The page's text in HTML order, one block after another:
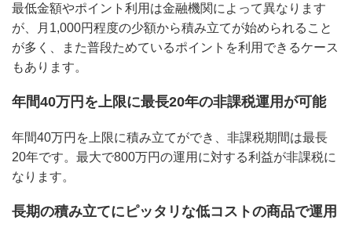
最低金額やポイント利用は金融機関によって異なります
が、月1,000円程度の少額から積み立てが始められること
が多く、また普段ためているポイントを利用できるケース
もあります。
年間40万円を上限に最長20年の非課税運用が可能
年間40万円を上限に積み立てができ、非課税期間は最長
20年です。最大で800万円の運用に対する利益が非課税に
なります。
長期の積み立てにピッタリな低コストの商品で運用